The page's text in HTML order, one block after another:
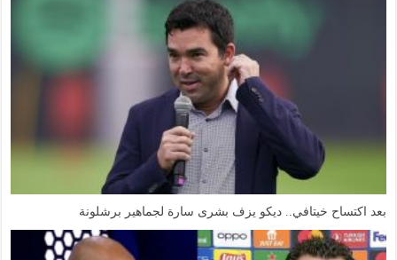
بعد اكتساح خيتافي.. ديكو يزف بشرى سارة لجماهير برشلونة